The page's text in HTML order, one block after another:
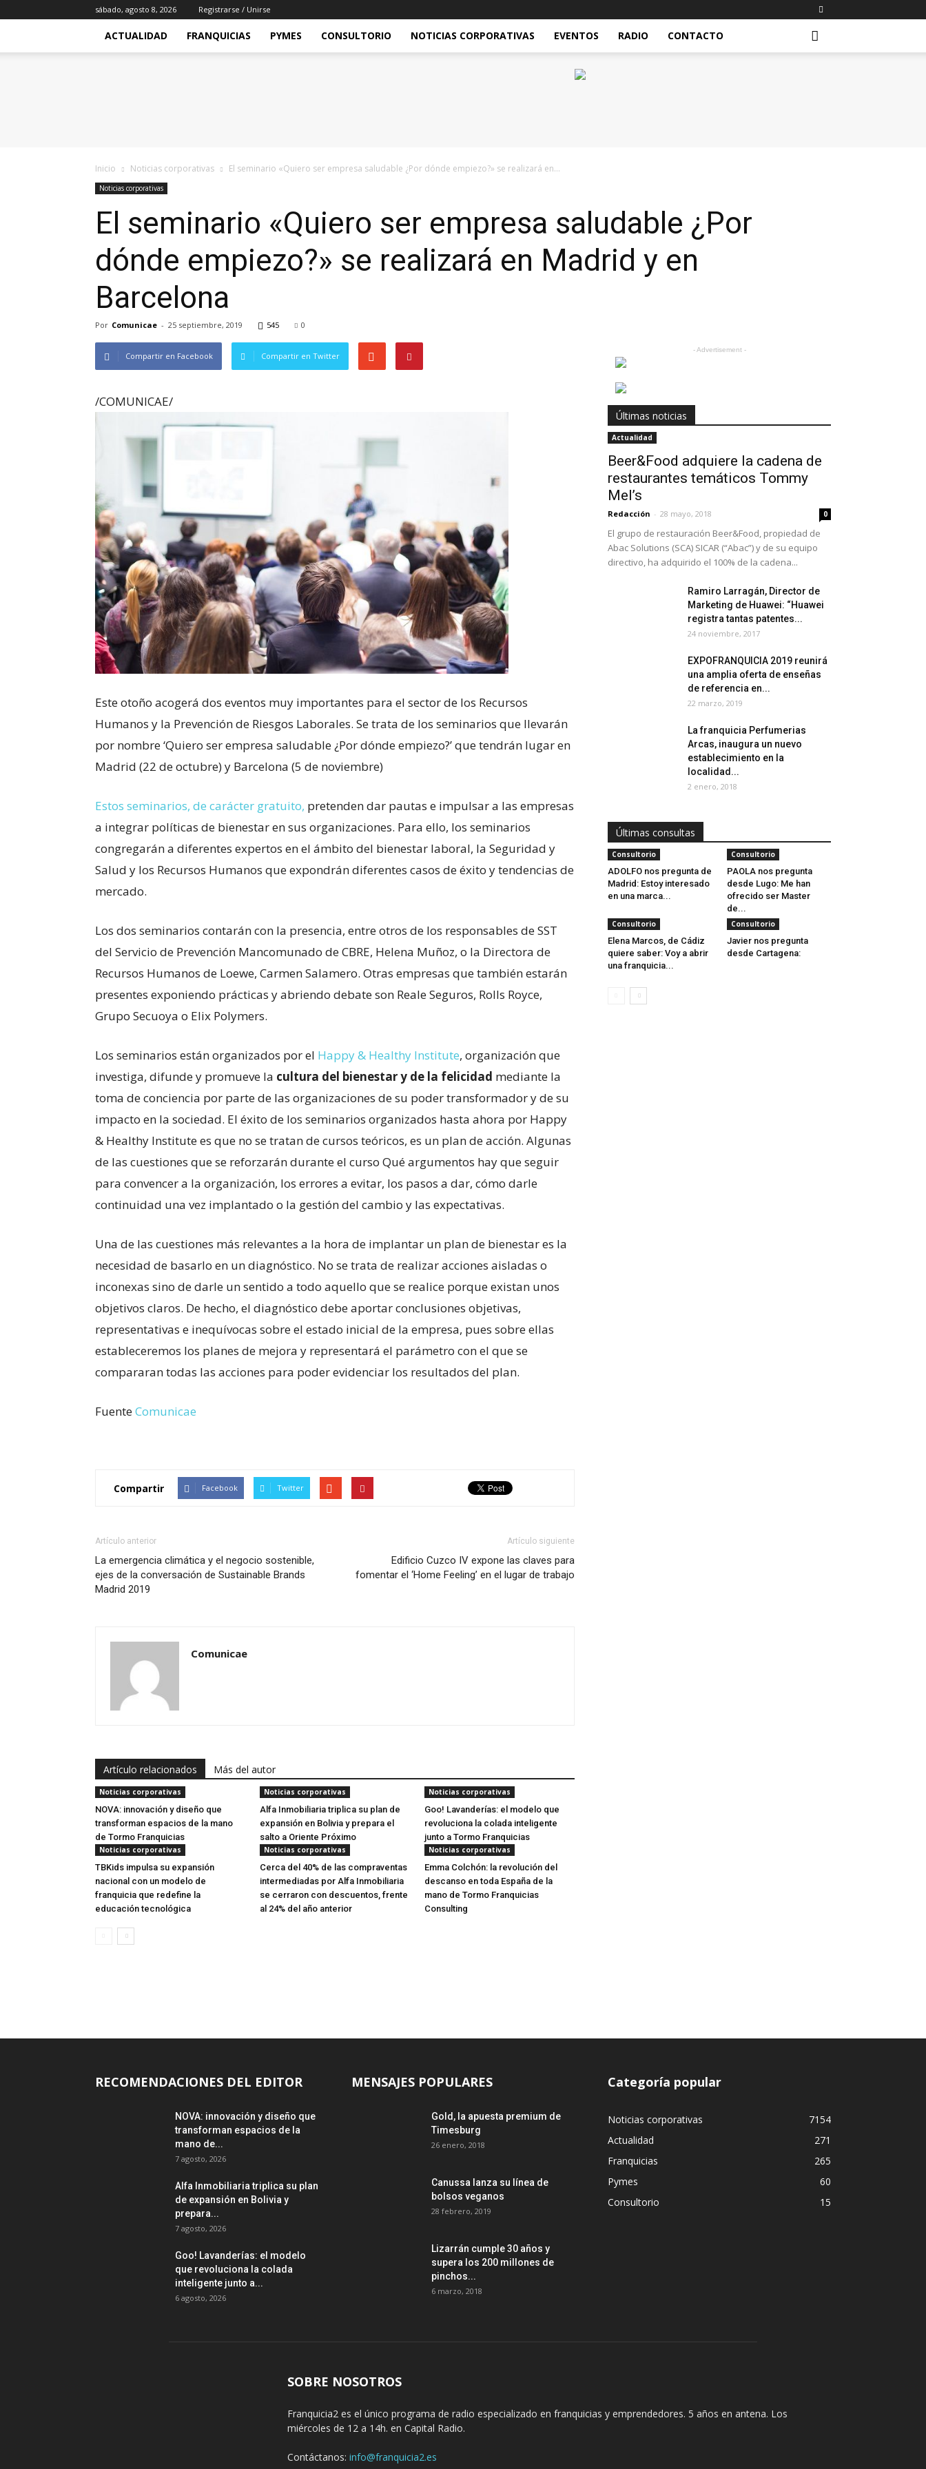
sábado, agosto 8, 2026 Registrarse / Unirse
ACTUALIDAD FRANQUICIAS PYMES CONSULTORIO NOTICIAS CORPORATIVAS EVENTOS RADIO CONTACTO
Inicio Noticias corporativas El seminario «Quiero ser empresa saludable ¿Por dónde empiezo?» se realizará en...
Noticias corporativas
El seminario «Quiero ser empresa saludable ¿Por
dónde empiezo?» se realizará en Madrid y en
Barcelona
Por Comunicae - 25 septiembre, 2019 545 0
Compartir en Facebook Compartir en Twitter
/COMUNICAE/
Este otoño acogerá dos eventos muy importantes para el sector de los Recursos
Humanos y la Prevención de Riesgos Laborales. Se trata de los seminarios que llevarán
por nombre ‘Quiero ser empresa saludable ¿Por dónde empiezo?’ que tendrán lugar en
Madrid (22 de octubre) y Barcelona (5 de noviembre)
Estos seminarios, de carácter gratuito, pretenden dar pautas e impulsar a las empresas
a integrar políticas de bienestar en sus organizaciones. Para ello, los seminarios
congregarán a diferentes expertos en el ámbito del bienestar laboral, la Seguridad y
Salud y los Recursos Humanos que expondrán diferentes casos de éxito y tendencias de
mercado.
Los dos seminarios contarán con la presencia, entre otros de los responsables de SST
del Servicio de Prevención Mancomunado de CBRE, Helena Muñoz, o la Directora de
Recursos Humanos de Loewe, Carmen Salamero. Otras empresas que también estarán
presentes exponiendo prácticas y abriendo debate son Reale Seguros, Rolls Royce,
Grupo Secuoya o Elix Polymers.
Los seminarios están organizados por el Happy & Healthy Institute, organización que
investiga, difunde y promueve la cultura del bienestar y de la felicidad mediante la
toma de conciencia por parte de las organizaciones de su poder transformador y de su
impacto en la sociedad. El éxito de los seminarios organizados hasta ahora por Happy
& Healthy Institute es que no se tratan de cursos teóricos, es un plan de acción. Algunas
de las cuestiones que se reforzarán durante el curso Qué argumentos hay que seguir
para convencer a la organización, los errores a evitar, los pasos a dar, cómo darle
continuidad una vez implantado o la gestión del cambio y las expectativas.
Una de las cuestiones más relevantes a la hora de implantar un plan de bienestar es la
necesidad de basarlo en un diagnóstico. No se trata de realizar acciones aisladas o
inconexas sino de darle un sentido a todo aquello que se realice porque existan unos
objetivos claros. De hecho, el diagnóstico debe aportar conclusiones objetivas,
representativas e inequívocas sobre el estado inicial de la empresa, pues sobre ellas
estableceremos los planes de mejora y representará el parámetro con el que se
compararan todas las acciones para poder evidenciar los resultados del plan.
FuenteComunicae
Compartir Facebook Twitter
Artículo anterior
La emergencia climática y el negocio sostenible,
ejes de la conversación de Sustainable Brands
Madrid 2019
Artículo siguiente
Edificio Cuzco IV expone las claves para
fomentar el ‘Home Feeling’ en el lugar de trabajo
Comunicae
Artículo relacionados Más del autor
Noticias corporativas
NOVA: innovación y diseño que
transforman espacios de la mano
de Tormo Franquicias
Noticias corporativas
Alfa Inmobiliaria triplica su plan de
expansión en Bolivia y prepara el
salto a Oriente Próximo
Noticias corporativas
Goo! Lavanderías: el modelo que
revoluciona la colada inteligente
junto a Tormo Franquicias
Noticias corporativas
TBKids impulsa su expansión
nacional con un modelo de
franquicia que redefine la
educación tecnológica
Noticias corporativas
Cerca del 40% de las compraventas
intermediadas por Alfa Inmobiliaria
se cerraron con descuentos, frente
al 24% del año anterior
Noticias corporativas
Emma Colchón: la revolución del
descanso en toda España de la
mano de Tormo Franquicias
Consulting
- Advertisement -
Últimas noticias
Actualidad
Beer&Food adquiere la cadena de
restaurantes temáticos Tommy
Mel’s
Redacción - 28 mayo, 2018 0
El grupo de restauración Beer&Food, propiedad de
Abac Solutions (SCA) SICAR (“Abac”) y de su equipo
directivo, ha adquirido el 100% de la cadena...
Ramiro Larragán, Director de
Marketing de Huawei: “Huawei
registra tantas patentes...
24 noviembre, 2017
EXPOFRANQUICIA 2019 reunirá
una amplia oferta de enseñas
de referencia en...
22 marzo, 2019
La franquicia Perfumerias
Arcas, inaugura un nuevo
establecimiento en la
localidad...
2 enero, 2018
Últimas consultas
Consultorio
ADOLFO nos pregunta de
Madrid: Estoy interesado
en una marca...
Consultorio
PAOLA nos pregunta
desde Lugo: Me han
ofrecido ser Master
de...
Consultorio
Elena Marcos, de Cádiz
quiere saber: Voy a abrir
una franquicia...
Consultorio
Javier nos pregunta
desde Cartagena:
RECOMENDACIONES DEL EDITOR
NOVA: innovación y diseño que
transforman espacios de la
mano de...
7 agosto, 2026
Alfa Inmobiliaria triplica su plan
de expansión en Bolivia y
prepara...
7 agosto, 2026
Goo! Lavanderías: el modelo
que revoluciona la colada
inteligente junto a...
6 agosto, 2026
MENSAJES POPULARES
Gold, la apuesta premium de
Timesburg
26 enero, 2018
Canussa lanza su línea de
bolsos veganos
28 febrero, 2019
Lizarrán cumple 30 años y
supera los 200 millones de
pinchos...
6 marzo, 2018
Categoría popular
Noticias corporativas
7154
Actualidad
271
Franquicias
265
Pymes
60
Consultorio
15
SOBRE NOSOTROS
Franquicia2 es el único programa de radio especializado en franquicias y emprendedores. 5 años en antena. Los
miércoles de 12 a 14h. en Capital Radio.
Contáctanos: info@franquicia2.es